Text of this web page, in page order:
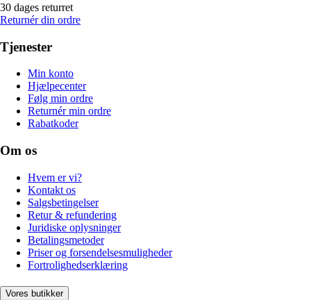
30 dages returret
Returnér din ordre
Tjenester
Min konto
Hjælpecenter
Følg min ordre
Returnér min ordre
Rabatkoder
Om os
Hvem er vi?
Kontakt os
Salgsbetingelser
Retur & refundering
Juridiske oplysninger
Betalingsmetoder
Priser og forsendelsesmuligheder
Fortrolighedserklæring
Vores butikker